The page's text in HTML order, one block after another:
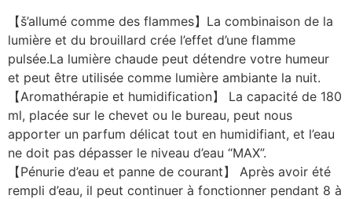
【š’allumé comme des flammes】La combinaison de la
lumière et du brouillard crée l’effet d’une flamme
pulsée.La lumière chaude peut détendre votre humeur
et peut être utilisée comme lumière ambiante la nuit.
【Aromathérapie et humidification】 La capacité de 180
ml, placée sur le chevet ou le bureau, peut nous
apporter un parfum délicat tout en humidifiant, et l’eau
ne doit pas dépasser le niveau d’eau “MAX”.
【Pénurie d’eau et panne de courant】 Après avoir été
rempli d’eau, il peut continuer à fonctionner pendant 8 à